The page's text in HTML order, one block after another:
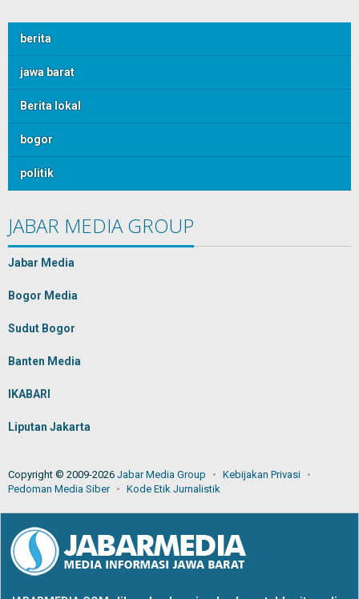
berita
jawa barat
Berita lokal
bogor
politik
JABAR MEDIA GROUP
Jabar Media
Bogor Media
Sudut Bogor
Banten Media
IKABARI
Liputan Jakarta
Copyright © 2009-2026 Jabar Media Group
Kebijakan Privasi
Pedoman Media Siber
Kode Etik Jurnalistik